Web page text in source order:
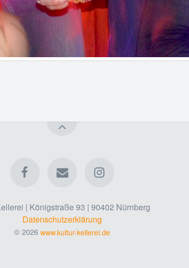
| Königstraße 93 | 90402 Nürnberg
Datenschutzerklärung
© 2026www.kultur-kellerei.de